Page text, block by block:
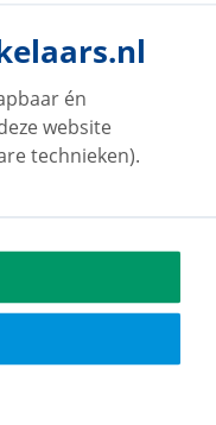
én
website
technieken).